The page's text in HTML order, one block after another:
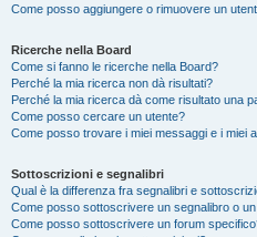
Come posso aggiungere o rimuovere un
Ricerche nella Board
Come si fanno le ricerche nella Board?
Perché la mia ricerca non dà risultati?
Perché la mia ricerca dà come risultato una
Come posso cercare un utente?
Come posso trovare i miei messaggi e i miei
Sottoscrizioni e segnalibri
Qual è la differenza fra segnalibri e
Come posso sottoscrivere un segnalibro o
Come posso sottoscrivere un forum